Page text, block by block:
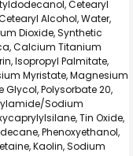
Cetearyl
Alcohol, Water,
Dioxide, Synthetic
Calcium Titanium
Isopropyl Palmitate,
Myristate, Magnesium
Glycol, Polysorbate 20,
Sodium
Tin Oxide,
Phenoxyethanol,
Kaolin, Sodium